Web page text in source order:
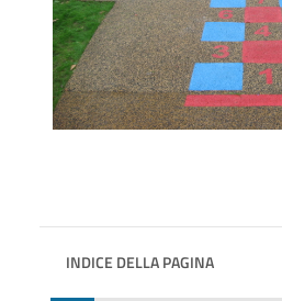
INDICE DELLA PAGINA